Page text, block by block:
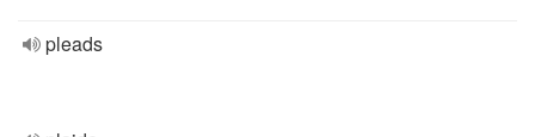
pleads